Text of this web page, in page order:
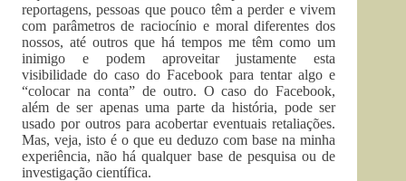
reportagens, pessoas que pouco têm a perder e vivem
com parâmetros de raciocínio e moral diferentes dos
nossos, até outros que há tempos me têm como um
inimigo e podem aproveitar justamente esta
visibilidade do caso do Facebook para tentar algo e
“colocar na conta” de outro. O caso do Facebook,
além de ser apenas uma parte da história, pode ser
usado por outros para acobertar eventuais retaliações.
Mas, veja, isto é o que eu deduzo com base na minha
experiência, não há qualquer base de pesquisa ou de
investigação científica.